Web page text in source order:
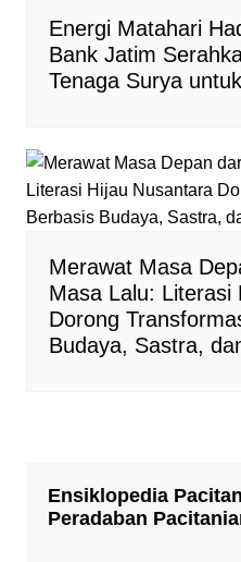
Energi Matahari
Bank Jatim
Tenaga Surya
Merawat Masa
Masa Lalu: Literasi
Dorong
Budaya, Sastra,
Ensiklopedia
Peradaban